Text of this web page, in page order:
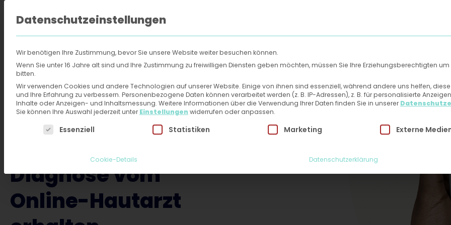
Online-Hautarzt›Behandlungen ›Leukozytoklastische Vaskulitis
Leukozytoklastischer
Vaskulitis -
Diagnose vom
Online-Hautarzt
Datenschutzeinstellungen
Wir benötigen Ihre Zustimmung, bevor Sie unsere Website weiter besuchen können.
Wenn Sie unter 16 Jahre alt sind und Ihre Zustimmung zu freiwilligen Diensten geben möchten, müssen Sie Ihre Erziehungsberechtigten um
bitten.
Wir verwenden Cookies und andere Technologien auf unserer Website. Einige von ihnen sind essenziell, während andere uns helfen,
und Ihre Erfahrung zu verbessern. Personenbezogene Daten können verarbeitet werden (z. B. IP-Adressen), z. B. für personalisierte
Inhalte oder Anzeigen- und Inhaltsmessung. Weitere Informationen über die Verwendung Ihrer Daten finden Sie in unserer
Sie können Ihre Auswahl jederzeit unterEinstellungen widerrufen oder anpassen.
Es folgt eine Liste der Service-Gruppen, für die eine Einwilligung erteilt werden kann. Die erste Service-
Essenziell Statistiken Marketing Externe
Cookie-Details Datenschutzerklärung